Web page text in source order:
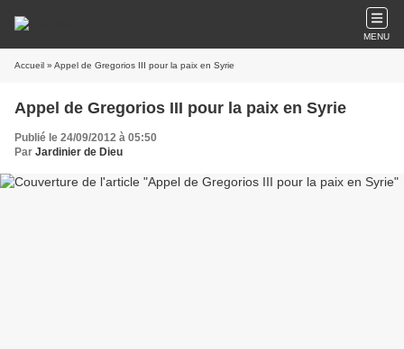
MENU
Accueil » Appel de Gregorios III pour la paix en Syrie
Appel de Gregorios III pour la paix en Syrie
Publié le 24/09/2012 à 05:50
Par Jardinier de Dieu